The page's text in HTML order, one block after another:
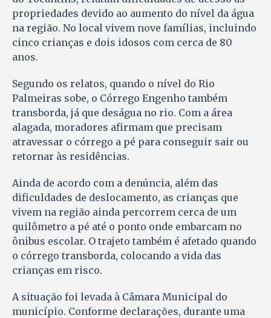
propriedades devido ao aumento do nível da água
na região. No local vivem nove famílias, incluindo
cinco crianças e dois idosos com cerca de 80
anos.
Segundo os relatos, quando o nível do Rio
Palmeiras sobe, o Córrego Engenho também
transborda, já que deságua no rio. Com a área
alagada, moradores afirmam que precisam
atravessar o córrego a pé para conseguir sair ou
retornar às residências.
Ainda de acordo com a denúncia, além das
dificuldades de deslocamento, as crianças que
vivem na região ainda percorrem cerca de um
quilômetro a pé até o ponto onde embarcam no
ônibus escolar. O trajeto também é afetado quando
o córrego transborda, colocando a vida das
crianças em risco.
A situação foi levada à Câmara Municipal do
município. Conforme declarações, durante uma